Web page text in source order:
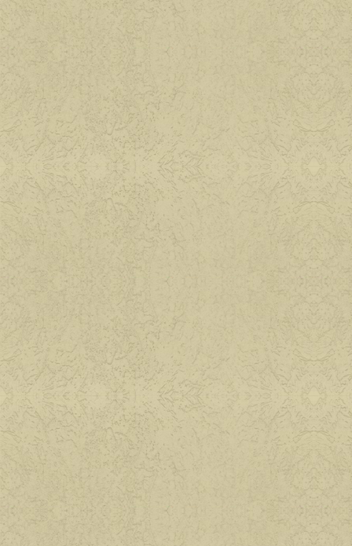
Приятного
Паштеты и